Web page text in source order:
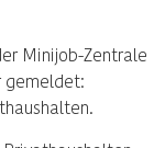
Minijob-Zentrale
gemeldet: